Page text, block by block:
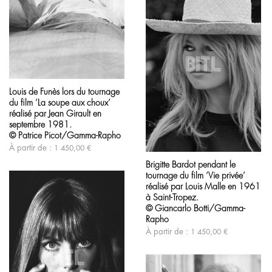
a
plusieurs
variations.
Les
options
peuvent
être
sur
produit
Louis de Funès lors du tournage
du film ‘La soupe aux choux’
réalisé par Jean Girault en
septembre 1981.
© Patrice Picot/Gamma-Rapho
À partir de : 1 450,00 €
Ce
a
plusieurs
variations.
Les
options
peuvent
être
choisies
la
page
Brigitte Bardot pendant le
tournage du film ‘Vie privée’
réalisé par Louis Malle en 1961
à Saint-Tropez.
© Giancarlo Botti/Gamma-
Rapho
À partir de : 1 450,00 €